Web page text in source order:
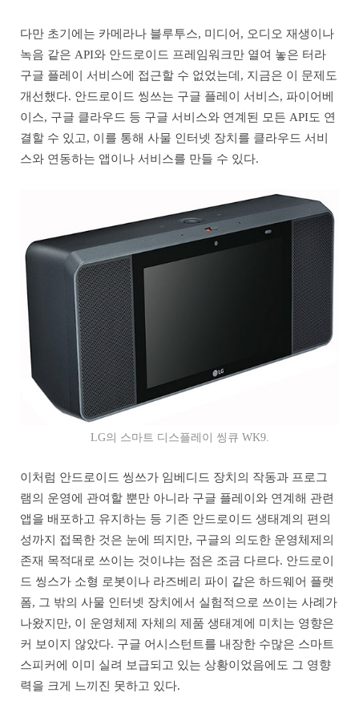
다만 초기에는 카메라나 블루투스, 미디어, 오디오 재생이나
녹음 같은 API와 안드로이드 프레임워크만 열여 놓은 터라
구글 플레이 서비스에 접근할 수 없었는데, 지금은 이 문제도
개선했다. 안드로이드 씽쓰는 구글 플레이 서비스, 파이어베
이스, 구글 클라우드 등 구글 서비스와 연계된 모든 API도 연
결할 수 있고, 이를 통해 사물 인터넷 장치를 클라우드 서비
스와 연동하는 앱이나 서비스를 만들 수 있다.
LG의 스마트 디스플레이 씽큐 WK9.
이처럼 안드로이드 씽쓰가 임베디드 장치의 작동과 프로그
램의 운영에 관여할 뿐만 아니라 구글 플레이와 연계해 관련
앱을 배포하고 유지하는 등 기존 안드로이드 생태계의 편의
성까지 접목한 것은 눈에 띄지만, 구글의 의도한 운영체제의
존재 목적대로 쓰이는 것이냐는 점은 조금 다르다. 안드로이
드 씽스가 소형 로봇이나 라즈베리 파이 같은 하드웨어 플랫
폼, 그 밖의 사물 인터넷 장치에서 실험적으로 쓰이는 사례가
나왔지만, 이 운영체제 자체의 제품 생태계에 미치는 영향은
커 보이지 않았다. 구글 어시스턴트를 내장한 수많은 스마트
스피커에 이미 실려 보급되고 있는 상황이었음에도 그 영향
력을 크게 느끼진 못하고 있다.